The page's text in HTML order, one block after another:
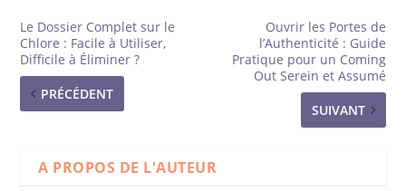
Le Dossier Complet sur le
Chlore : Facile à Utiliser,
Difficile à Éliminer ?
PRÉCÉDENT
Ouvrir les Portes de
l’Authenticité : Guide
Pratique pour un Coming
Out Serein et Assumé
SUIVANT
A PROPOS DE L'AUTEUR